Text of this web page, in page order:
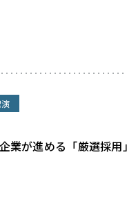
が進める「厳選採用